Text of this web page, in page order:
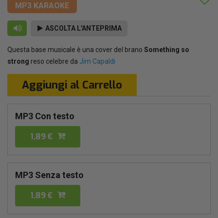
MP3 KARAOKE
ASCOLTA L'ANTEPRIMA
Questa base musicale è una cover del brano Something so
strong reso celebre da Jim Capaldi
Aggiungi al Carrello
MP3 Con testo
1,89 €
MP3 Senza testo
1,89 €